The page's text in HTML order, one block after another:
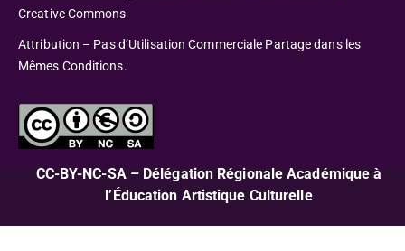
Creative Commons
Attribution – Pas d’Utilisation Commerciale Partage dans les
Mêmes Conditions.
CC-BY-NC-SA – Délégation Régionale Académique à
l’Éducation Artistique Culturelle